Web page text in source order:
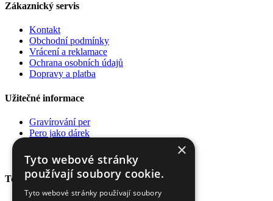
Zákaznický servis
Kontakt
Obchodní podmínky
Vrácení a reklamace
Ochrana osobních údajů
Dopravy a platba
Užitečné informace
Gravírování per
Pero jako dárek
Pro firmy
Top kategorie
×
Tyto webové stránky
používají soubory cookie.
Tyto webové stránky používají soubory